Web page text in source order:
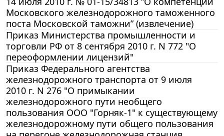
Московского железнодорожного таможенного
поста Московской таможни” (извлечение)
Приказ Министерства промышленности и
торговли РФ от 8 сентября 2010 г. N 772 "О
переоформлении лицензий"
Приказ Федерального агентства
железнодорожного транспорта от 9 июля
2010 г. N 276 "О примыкании
железнодорожного пути необщего
пользования ООО "Горняк-1" к существующему
железнодорожному пути общего пользования